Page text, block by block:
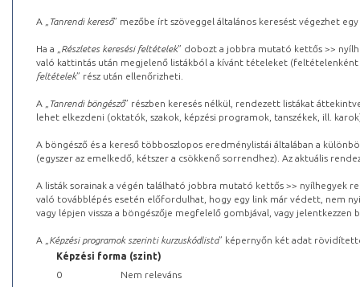
A „ Tanrendi kereső” mezőbe írt szöveggel általános keresést végezhet
Ha a „ Részletes keresési feltételek” dobozt a jobbra mutató kettős >>
való kattintás után megjelenő listákból a kívánt tételeket (feltételenként
feltételek” rész után ellenőrizheti.
A „ Tanrendi böngésző” részben keresés nélkül, rendezett listákat
lehet elkezdeni (oktatók, szakok, képzési programok, tanszékek, ill.
A böngésző és a kereső többoszlopos eredménylistái általában a
(egyszer az emelkedő, kétszer a csökkenő sorrendhez). Az aktuális
A listák sorainak a végén található jobbra mutató kettős >> nyílhegyek
való továbblépés esetén előfordulhat, hogy egy link már védett, nem
vagy lépjen vissza a böngészője megfelelő gombjával, vagy
A „ Képzési programok szerinti kurzuskódlista” képernyőn két adat
Képzési forma (szint)
0
Nem releváns